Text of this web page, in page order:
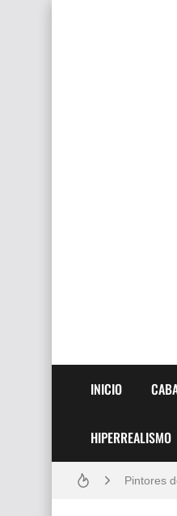
INICIO
HIPERREALISMO
Frutas y
Pintores